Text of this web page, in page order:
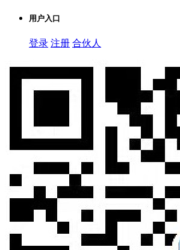
用户入口
登录 注册 合伙人